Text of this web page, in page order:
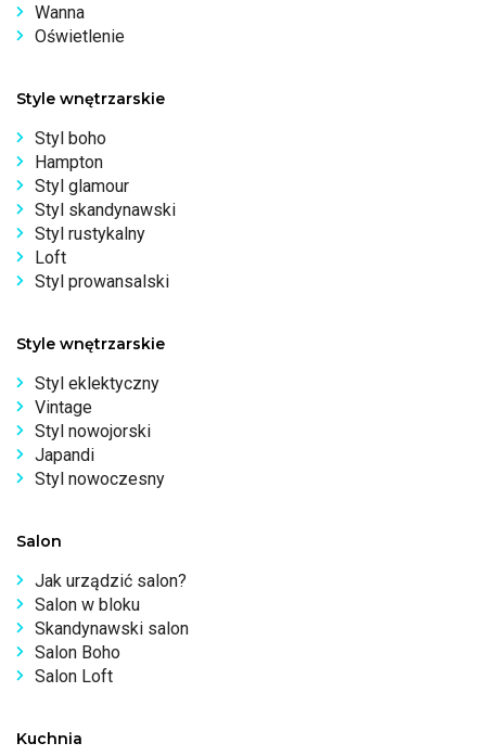
Wanna
Oświetlenie
Style wnętrzarskie
Styl boho
Hampton
Styl glamour
Styl skandynawski
Styl rustykalny
Loft
Styl prowansalski
Style wnętrzarskie
Styl eklektyczny
Vintage
Styl nowojorski
Japandi
Styl nowoczesny
Salon
Jak urządzić salon?
Salon w bloku
Skandynawski salon
Salon Boho
Salon Loft
Kuchnia